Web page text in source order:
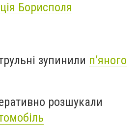
Борисполя
зупинили п’яного
розшукали